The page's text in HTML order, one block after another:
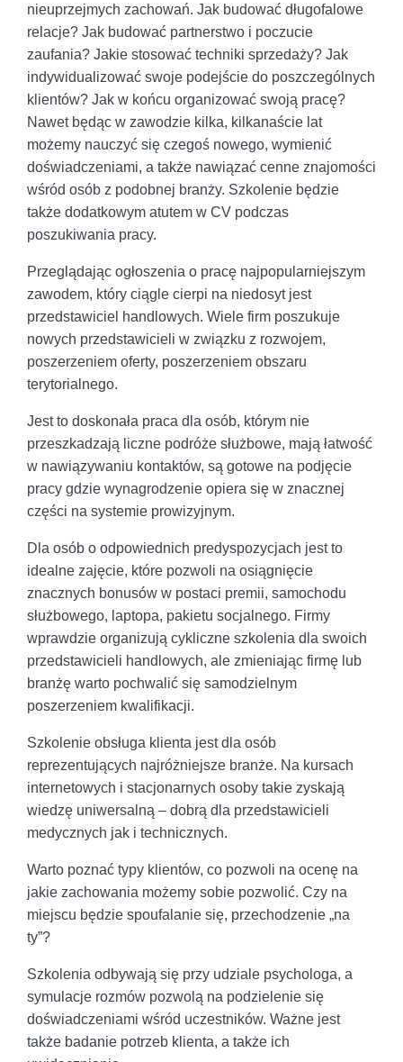
nieuprzejmych zachowań. Jak budować długofalowe
relacje? Jak budować partnerstwo i poczucie
zaufania? Jakie stosować techniki sprzedaży? Jak
indywidualizować swoje podejście do poszczególnych
klientów? Jak w końcu organizować swoją pracę?
Nawet będąc w zawodzie kilka, kilkanaście lat
możemy nauczyć się czegoś nowego, wymienić
doświadczeniami, a także nawiązać cenne znajomości
wśród osób z podobnej branży. Szkolenie będzie
także dodatkowym atutem w CV podczas
poszukiwania pracy.
Przeglądając ogłoszenia o pracę najpopularniejszym
zawodem, który ciągle cierpi na niedosyt jest
przedstawiciel handlowych. Wiele firm poszukuje
nowych przedstawicieli w związku z rozwojem,
poszerzeniem oferty, poszerzeniem obszaru
terytorialnego.
Jest to doskonała praca dla osób, którym nie
przeszkadzają liczne podróże służbowe, mają łatwość
w nawiązywaniu kontaktów, są gotowe na podjęcie
pracy gdzie wynagrodzenie opiera się w znacznej
części na systemie prowizyjnym.
Dla osób o odpowiednich predyspozycjach jest to
idealne zajęcie, które pozwoli na osiągnięcie
znacznych bonusów w postaci premii, samochodu
służbowego, laptopa, pakietu socjalnego. Firmy
wprawdzie organizują cykliczne szkolenia dla swoich
przedstawicieli handlowych, ale zmieniając firmę lub
branżę warto pochwalić się samodzielnym
poszerzeniem kwalifikacji.
Szkolenie obsługa klienta jest dla osób
reprezentujących najróżniejsze branże. Na kursach
internetowych i stacjonarnych osoby takie zyskają
wiedzę uniwersalną – dobrą dla przedstawicieli
medycznych jak i technicznych.
Warto poznać typy klientów, co pozwoli na ocenę na
jakie zachowania możemy sobie pozwolić. Czy na
miejscu będzie spoufalanie się, przechodzenie „na
ty”?
Szkolenia odbywają się przy udziale psychologa, a
symulacje rozmów pozwolą na podzielenie się
doświadczeniami wśród uczestników. Ważne jest
także badanie potrzeb klienta, a także ich